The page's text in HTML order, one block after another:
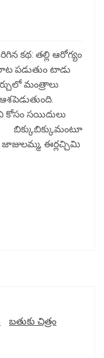
కథ: తల్లి ఆరోగ్యం
పడుతుం టాడు
మంత్రాలు
కోసం సయిదులు
బిక్కుబిక్కుమంటూ
జాజులమ్మ, ఈర్లచ్చిమి
బతుకు చిత్రం